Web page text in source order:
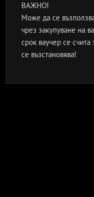
ВАЖНО!
Може да се
чрез закупуване на
срок ваучер се
се възстановява!